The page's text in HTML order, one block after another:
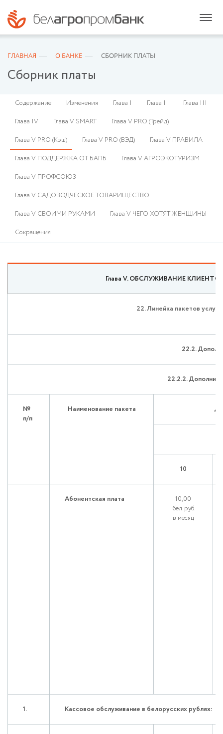
ГЛАВНАЯ О БАНКЕ СБОРНИК ПЛАТЫ
Сборник платы
Содержание Изменения Глава I Глава II
Глава III
Глава IV
Глава V SMART
Глава V PRO (Трейд)
Глава V PRO (Кэш)
Глава V PRO (ВЭД)
Глава V ПРАВИЛА
Глава V ПОДДЕРЖКА ОТ БАПБ
Глава V АГРОЭКОТУРИЗМ
Глава V ПРОФСОЮЗ
Глава V САДОВОДЧЕСКОЕ ТОВАРИЩЕСТВО
Глава V СВОИМИ РУКАМИ
Глава V ЧЕГО ХОТЯТ ЖЕНЩИНЫ
Сокращения
Глава V. ОБСЛУЖИВАНИЕ
22. Линейка пакетов услуг
22.2.
22.2.2.
№
п/п
Наименование пакета
10
Абонентская плата
10,00
бел. руб.
в месяц
1. Кассовое обслуживание в белорусских рублях: